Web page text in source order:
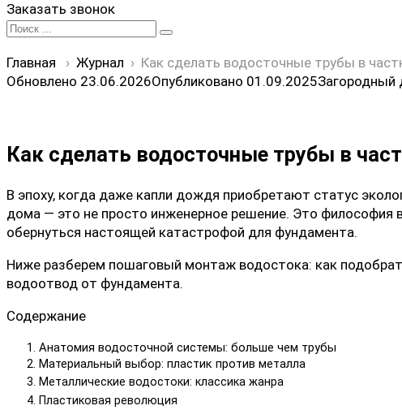
Заказать звонок
Search
Главная
› Журнал › Как сделать водосточные трубы в
Обновлено 23.06.2026Опубликовано 01.09.2025Загородный
Как сделать водосточные трубы в
В эпоху, когда даже капли дождя приобретают статус
дома — это не просто инженерное решение. Это философия
обернуться настоящей катастрофой для фундамента.
Ниже разберем пошаговый монтаж водостока: как
водоотвод от фундамента.
Содержание
Анатомия водосточной системы: больше чем трубы
Материальный выбор: пластик против металла
Металлические водостоки: классика жанра
Пластиковая революция